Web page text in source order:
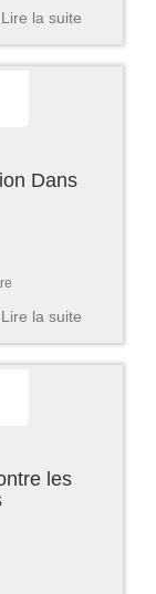
Lire la suite
Dans
Lire la suite
les